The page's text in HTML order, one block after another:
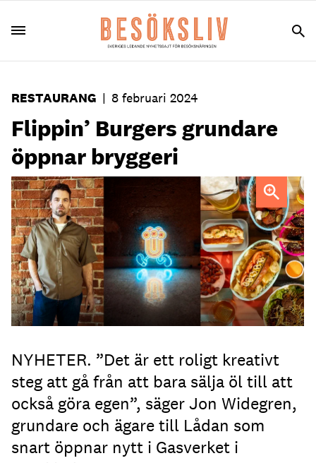
RESTAURANG | 8 februari 2024
Flippin’ Burgers grundare
öppnar bryggeri
Jon Widegren, grundare och ägare av Lådan som öppnar
Tegellådan i mars 2024.Foto: Björn Terring
NYHETER. ”Det är ett roligt kreativt
steg att gå från att bara sälja öl till att
också göra egen”, säger Jon Widegren,
grundare och ägare till Lådan som
snart öppnar nytt i Gasverket i